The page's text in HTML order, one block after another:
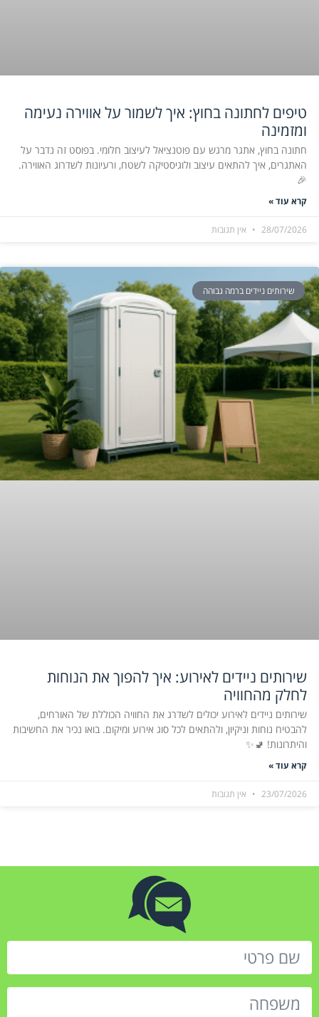
טיפים לחתונה בחוץ: איך לשמור על אווירה נעימה
ומזמינה
חתונה בחוץ, אתגר מרגש עם פוטנציאל לעיצוב חלומי. בפוסט זה נדבר על
האתגרים, איך להתאים עיצוב ולוגיסטיקה לשטח, ורעיונות לשדרוג האווירה.
🎉
קרא עוד »
28/07/2026 אין תגובות
שירותים ניידים ברמה גבוהה
שירותים ניידים לאירוע: איך להפוך את הנוחות
לחלק מהחוויה
שירותים ניידים לאירוע יכולים לשדרג את החוויה הכוללת של האורחים,
להבטיח נוחות וניקיון, ולהתאים לכל סוג אירוע ומיקום. בואו נכיר את החשיבות
והיתרונות! 🚽✨
קרא עוד »
23/07/2026 אין תגובות